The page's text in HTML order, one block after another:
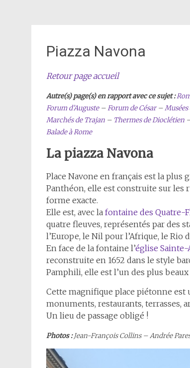
Piazza Navona
Retour page accueil
Autre(s) page(s) en rapport avec ce sujet :
Forum d’Auguste–Forum de César–
Marchés de Trajan – Thermes de Dioclétien
Balade à Rome
La piazza Navona
Place Navone en français est la plus
Panthéon, elle est construite sur les
forme exacte.
Elle est, avec la fontaine des Quatre-
quatre fleuves, représentés par des
l’Europe, le Nil pour l’Afrique, le Rio
En face de la fontaine l’église
reconstruite en 1652 dans le style
Pamphili, elle est l’un des plus
Cette magnifique place piétonne est
monuments, restaurants, terrasses,
Un lieu de passage obligé !
Photos :Jean-François Collins – Andrée